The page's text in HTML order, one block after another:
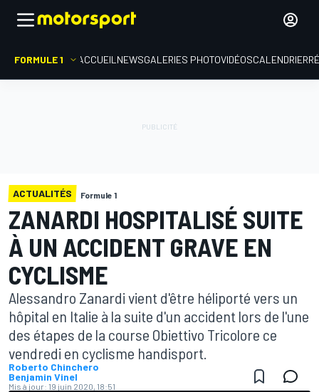
FORMULE 1 ACCUEIL NEWSGALERIES PHOTOVIDÉOSCALENDRIER
ACTUALITÉS Formule 1
ZANARDI HOSPITALISÉ SUITE
À UN ACCIDENT GRAVE EN
CYCLISME
Alessandro Zanardi vient d'être héliporté vers un
hôpital en Italie à la suite d'un accident lors de l'une
des étapes de la course Obiettivo Tricolore ce
vendredi en cyclisme handisport.
Roberto Chinchero
Benjamin Vinel
Mis à jour: 19 juin 2020, 18:51